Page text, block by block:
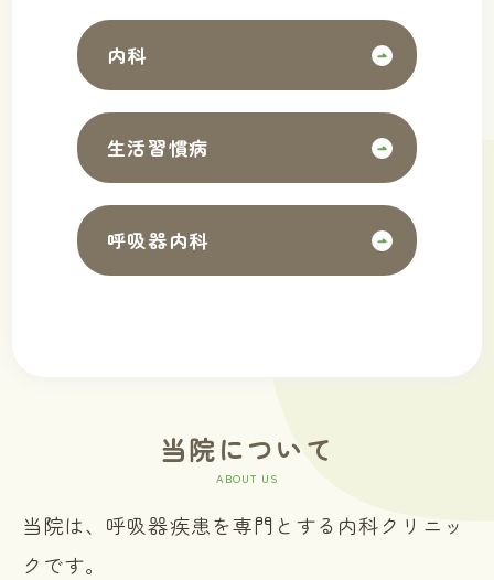
内科
生活習慣病
呼吸器内科
当院について
ABOUT US
当院は、呼吸器疾患を専門とする内科クリニッ
クです。